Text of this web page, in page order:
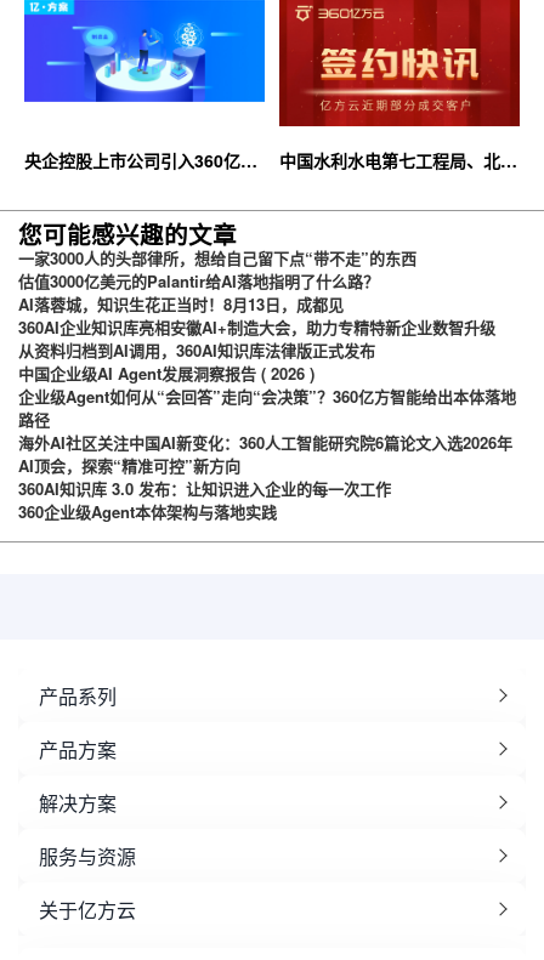
央企控股上市公司引入360亿方
台
中国水利水电第七工程局、北京
您可能感兴趣的文章
一家3000人的头部律所，想给自己留下点“带不走”的东西
估值3000亿美元的Palantir给AI落地指明了什么路？
AI落蓉城，知识生花正当时！8月13日，成都见
360AI企业知识库亮相安徽AI+制造大会，助力专精特新企业数智升级
从资料归档到AI调用，360AI知识库法律版正式发布
中国企业级AI Agent发展洞察报告 ( 2026 )
企业级Agent如何从“会回答”走向“会决策”？360亿方智能给出本体落地
路径
海外AI社区关注中国AI新变化：360人工智能研究院6篇论文入选2026年
AI顶会，探索“精准可控”新方向
360AI知识库 3.0 发布：让知识进入企业的每一次工作
360企业级Agent本体架构与落地实践
产品系列
产品方案
解决方案
服务与资源
关于亿方云